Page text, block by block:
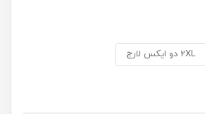
2XL دو ایکس لارج